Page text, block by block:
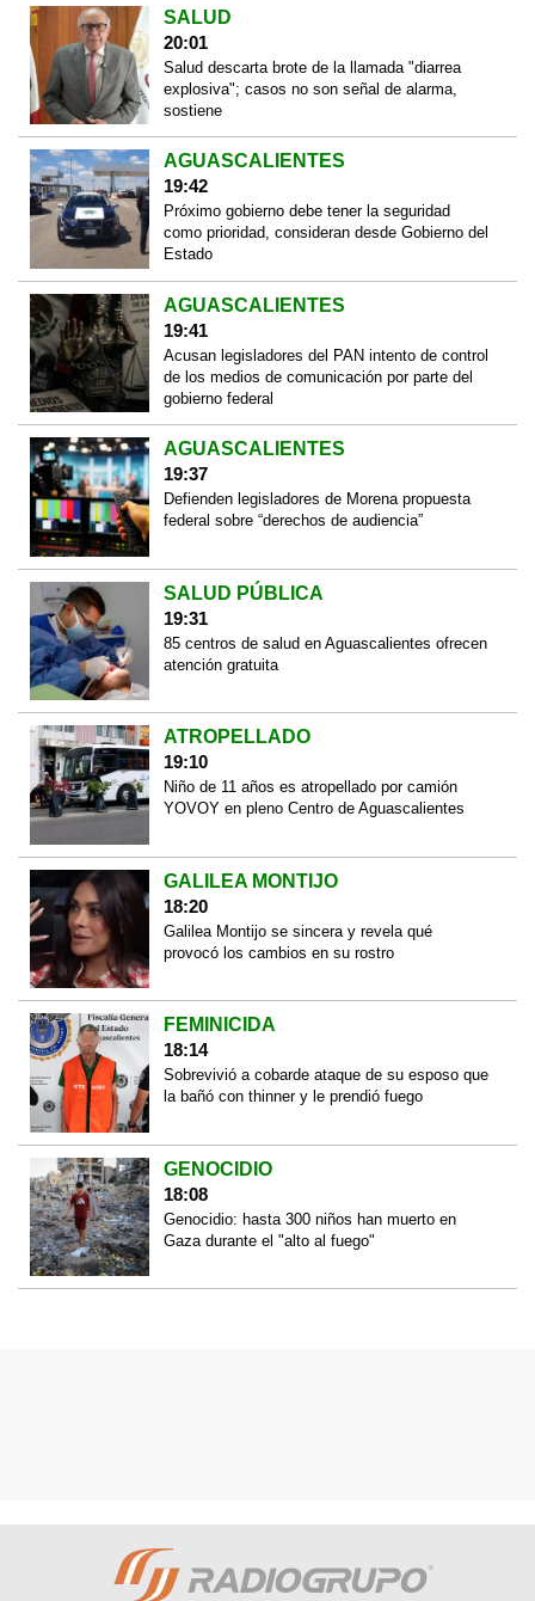
SALUD
20:01
Salud descarta brote de la llamada "diarrea
explosiva"; casos no son señal de alarma,
sostiene
AGUASCALIENTES
19:42
Próximo gobierno debe tener la seguridad
como prioridad, consideran desde Gobierno del
Estado
AGUASCALIENTES
19:41
Acusan legisladores del PAN intento de control
de los medios de comunicación por parte del
gobierno federal
AGUASCALIENTES
19:37
Defienden legisladores de Morena propuesta
federal sobre “derechos de audiencia”
SALUD PÚBLICA
19:31
85 centros de salud en Aguascalientes ofrecen
atención gratuita
ATROPELLADO
19:10
Niño de 11 años es atropellado por camión
YOVOY en pleno Centro de Aguascalientes
GALILEA MONTIJO
18:20
Galilea Montijo se sincera y revela qué
provocó los cambios en su rostro
FEMINICIDA
18:14
Sobrevivió a cobarde ataque de su esposo que
la bañó con thinner y le prendió fuego
GENOCIDIO
18:08
Genocidio: hasta 300 niños han muerto en
Gaza durante el "alto al fuego"